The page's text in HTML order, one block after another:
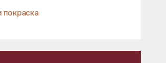
покраска